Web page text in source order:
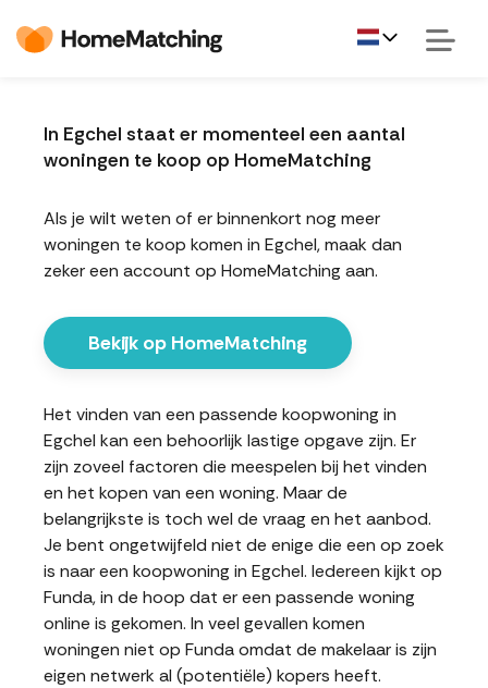
In Egchel staat er momenteel een aantal
woningen te koop op HomeMatching
Als je wilt weten of er binnenkort nog meer
woningen te koop komen in Egchel, maak dan
zeker een account op HomeMatching aan.
Bekijk op HomeMatching
Het vinden van een passende koopwoning in
Egchel kan een behoorlijk lastige opgave zijn. Er
zijn zoveel factoren die meespelen bij het vinden
en het kopen van een woning. Maar de
belangrijkste is toch wel de vraag en het aanbod.
Je bent ongetwijfeld niet de enige die een op zoek
is naar een koopwoning in Egchel. Iedereen kijkt op
Funda, in de hoop dat er een passende woning
online is gekomen. In veel gevallen komen
woningen niet op Funda omdat de makelaar is zijn
eigen netwerk al (potentiële) kopers heeft.